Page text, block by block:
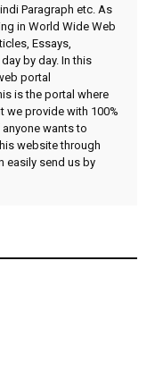
Paragraph etc. As
in World Wide Web
Essays,
by day. In this
portal
is the portal where
we provide with 100%
wants to
website through
easily send us by